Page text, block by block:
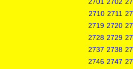
2710 2711
2719 2720
2728 2729
2737 2738
2746 2747